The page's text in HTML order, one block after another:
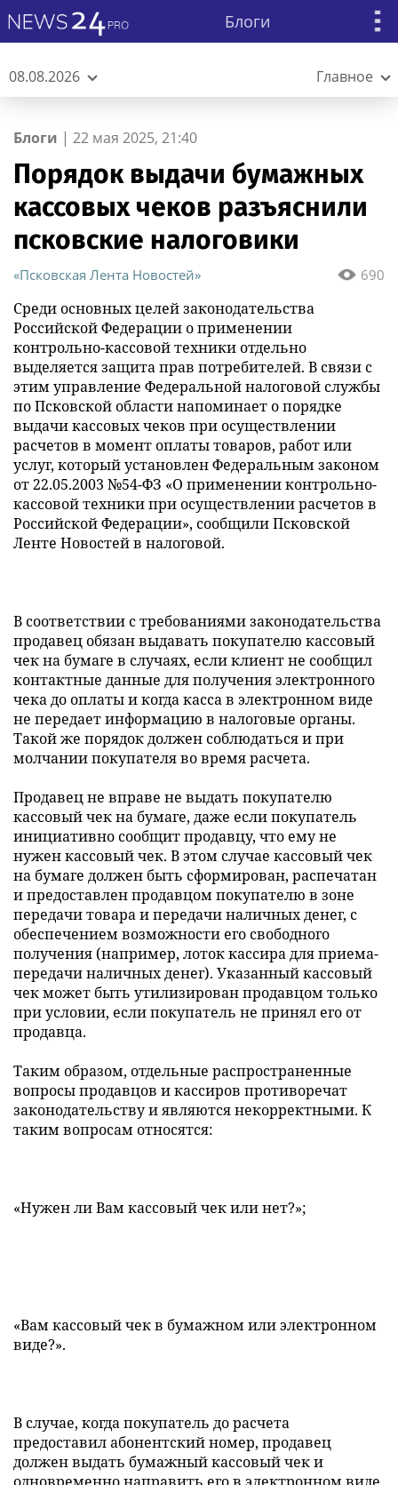
Блоги
08.08.2026 Главное
Блоги | 22 мая 2025, 21:40
Порядок выдачи бумажных
кассовых чеков разъяснили
псковские налоговики
690
«Псковская Лента Новостей»
Среди основных целей законодательства
Российской Федерации о применении
контрольно-кассовой техники отдельно
выделяется защита прав потребителей. В связи с
этим управление Федеральной налоговой службы
по Псковской области напоминает о порядке
выдачи кассовых чеков при осуществлении
расчетов в момент оплаты товаров, работ или
услуг, который установлен Федеральным законом
от 22.05.2003 №54-ФЗ «О применении контрольно-
кассовой техники при осуществлении расчетов в
Российской Федерации», сообщили Псковской
Ленте Новостей в налоговой.
В соответствии с требованиями законодательства
продавец обязан выдавать покупателю кассовый
чек на бумаге в случаях, если клиент не сообщил
контактные данные для получения электронного
чека до оплаты и когда касса в электронном виде
не передает информацию в налоговые органы.
Такой же порядок должен соблюдаться и при
молчании покупателя во время расчета.
Продавец не вправе не выдать покупателю
кассовый чек на бумаге, даже если покупатель
инициативно сообщит продавцу, что ему не
нужен кассовый чек. В этом случае кассовый чек
на бумаге должен быть сформирован, распечатан
и предоставлен продавцом покупателю в зоне
передачи товара и передачи наличных денег, с
обеспечением возможности его свободного
получения (например, лоток кассира для приема-
передачи наличных денег). Указанный кассовый
чек может быть утилизирован продавцом только
при условии, если покупатель не принял его от
продавца.
Таким образом, отдельные распространенные
вопросы продавцов и кассиров противоречат
законодательству и являются некорректными. К
таким вопросам относятся:
«Нужен ли Вам кассовый чек или нет?»;
«Вам кассовый чек в бумажном или электронном
виде?».
В случае, когда покупатель до расчета
предоставил абонентский номер, продавец
должен выдать бумажный кассовый чек и